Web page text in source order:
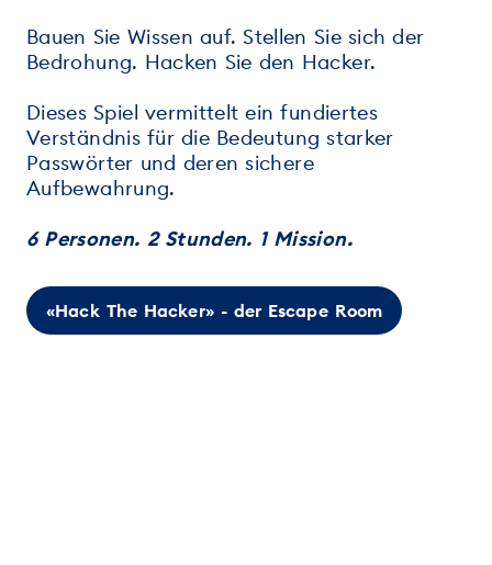
Bauen Sie Wissen auf. Stellen Sie sich der
Bedrohung. Hacken Sie den Hacker.
Dieses Spiel vermittelt ein fundiertes
Verständnis für die Bedeutung starker
Passwörter und deren sichere
Aufbewahrung.
6 Personen. 2 Stunden. 1 Mission.
«Hack The Hacker» - der Escape Room